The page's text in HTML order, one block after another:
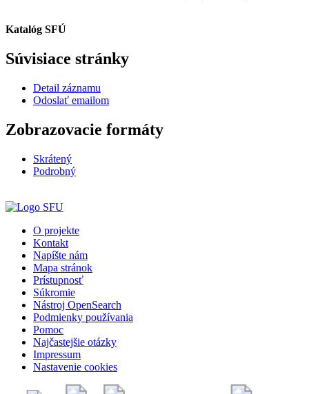
Katalóg SFÚ
Súvisiace stránky
Detail záznamu
Odoslať emailom
Zobrazovacie formáty
Skrátený
Podrobný
O projekte
Kontakt
Napíšte nám
Mapa stránok
Prístupnosť
Súkromie
Nástroj OpenSearch
Podmienky používania
Pomoc
Najčastejšie otázky
Impressum
Nastavenie cookies